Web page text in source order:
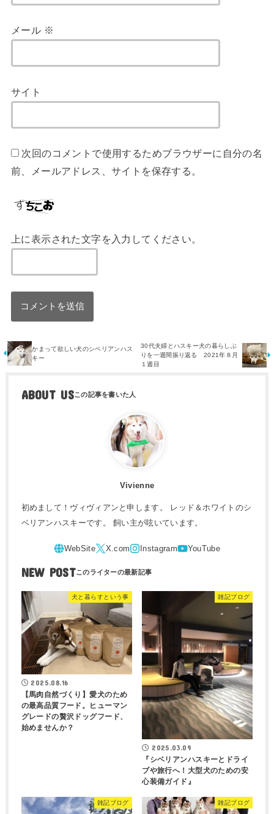
メール ※
サイト
次回のコメントで使用するためブラウザーに自分の名
前、メールアドレス、サイトを保存する。
上に表示された文字を入力してください。
かまって欲しい犬のシベリアンハス
キー
30代夫婦とハスキー犬の暮らしぶ
りを一週間振り返る 2021年８月
１週目
ABOUT US
Vivienne
初めまして！ヴィヴィアンと申します。 レッド＆ホワイトのシ
ベリアンハスキーです。 飼い主が呟いています。
NEW POST
犬と暮らすという事
2025.08.16
【馬肉自然づくり】愛犬のため
の最高品質フード。ヒューマン
グレードの贅沢ドッグフード、
始めませんか？
雑記ブログ
2025.03.09
『シベリアンハスキーとドライ
ブや旅行へ！大型犬のための安
心装備ガイド』
雑記ブログ 雑記ブログ